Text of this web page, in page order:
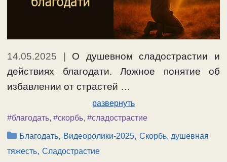
14.05.2025 | О душевном сладострастии и
действиях благодати. Ложное понятие об
избавлении от страстей …
развернуть
#благодать, #скорбь, #сладострастие
Рубрики
Благодать, Видеоролики-2025,Скорбь, душевная
тяжесть, Сладострастие